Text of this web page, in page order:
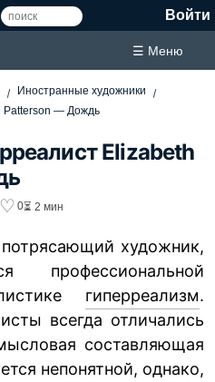
Войти
☰ Меню
Иностранные художники
Patterson — Дождь
Elizabeth
♡ 0⏳ 2 мин
художник,
профессиональной
гиперреализм.
всегда отличались
составляющая
непонятной, однако,